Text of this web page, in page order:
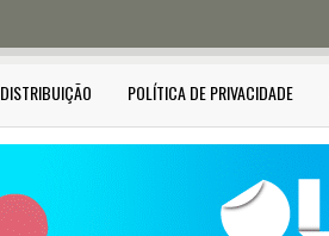
DISTRIBUIÇÃO POLÍTICA DE PRIVACIDADE